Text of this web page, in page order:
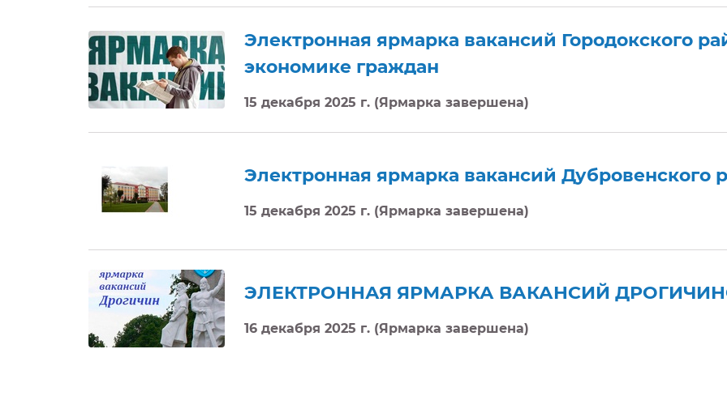
Электронная ярмарка вакансий Городокского
экономике граждан
15 декабря 2025 г. (Ярмарка завершена)
Электронная ярмарка вакансий Дубровенского
15 декабря 2025 г. (Ярмарка завершена)
ЭЛЕКТРОННАЯ ЯРМАРКА ВАКАНСИЙ
16 декабря 2025 г. (Ярмарка завершена)